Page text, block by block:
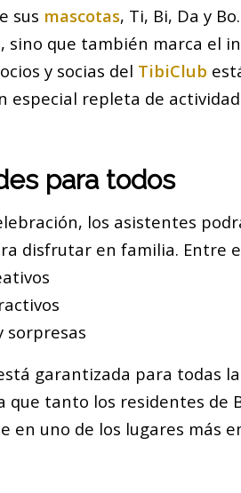
sus mascotas, Ti, Bi, Da y
sino que también marca el
y socias del TibiClub
especial repleta de
para todos
los asistentes
disfrutar en familia. Entre
sorpresas
garantizada para todas
que tanto los residentes de
en uno de los lugares más